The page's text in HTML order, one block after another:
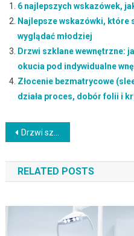
6 najlepszych wskazówek,
Najlepsze wskazówki, które
wyglądać młodziej
Drzwi szklane wewnętrzne:
okucia pod indywidualne
Złocenie bezmatrycowe
działa proces, dobór folii i
Nawigacja
wpisu
Drzwi szklane wewnętrzne: jak wybrać typ, rodzaj szkła i okucia pod indywidualne wnętrze
RELATED POSTS